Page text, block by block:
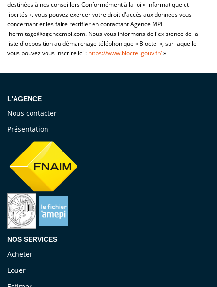
destinées à nos conseillers Conformément à la loi « informatique et
libertés », vous pouvez exercer votre droit d'accès aux données vous
concernant et les faire rectifier en contactant Agence MPI
lhermitage@agencempi.com. Nous vous informons de l'existence de la
liste d'opposition au démarchage téléphonique « Bloctel », sur laquelle
vous pouvez vous inscrire ici : https://www.bloctel.gouv.fr/»
L'AGENCE
Nous contacter
Présentation
NOS SERVICES
Acheter
Louer